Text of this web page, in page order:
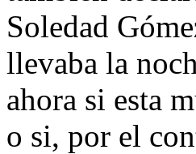
Soledad
llevaba la
ahora si esta
o si, por el